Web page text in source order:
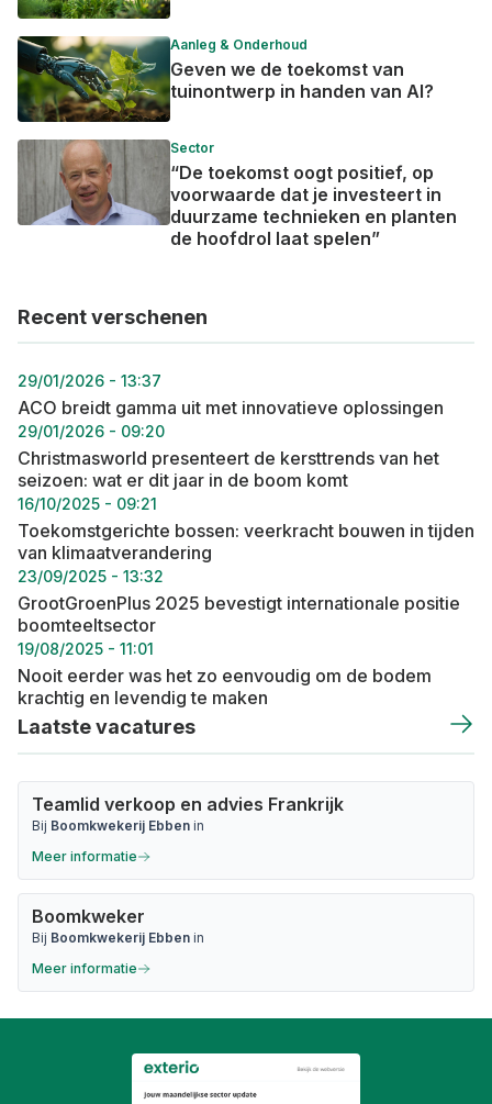
Aanleg & Onderhoud
Geven we de toekomst van
tuinontwerp in handen van AI?
Sector
“De toekomst oogt positief, op
voorwaarde dat je investeert in
duurzame technieken en planten
de hoofdrol laat spelen”
Recent verschenen
29/01/2026 - 13:37
ACO breidt gamma uit met innovatieve oplossingen
29/01/2026 - 09:20
Christmasworld presenteert de kersttrends van het
seizoen: wat er dit jaar in de boom komt
16/10/2025 - 09:21
Toekomstgerichte bossen: veerkracht bouwen in tijden
van klimaatverandering
23/09/2025 - 13:32
GrootGroenPlus 2025 bevestigt internationale positie
boomteeltsector
19/08/2025 - 11:01
Nooit eerder was het zo eenvoudig om de bodem
krachtig en levendig te maken
Laatste vacatures
Teamlid verkoop en advies Frankrijk
Bij Boomkwekerij Ebben in
Meer informatie
Boomkweker
Bij Boomkwekerij Ebben in
Meer informatie